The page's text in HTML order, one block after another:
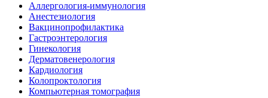
Аллергология-иммунология
Анестезиология
Вакцинопрофилактика
Гастроэнтерология
Гинекология
Дерматовенерология
Кардиология
Колопроктология
Компьютерная томография